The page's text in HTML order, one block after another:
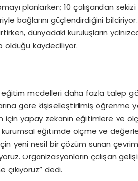
planlarken; 10 çalışandan
bağlarını güçlendirdiğini
dünyadaki kuruluşların
olduğu kaydediliyor.
modelleri daha fazla talep
göre kişiselleştirilmiş öğrenme
için yapay zekanın eğitimlere ve
eğitimde ölçme ve
yeni nesil bir çözüm sunan
Organizasyonların çalışan
dedi.